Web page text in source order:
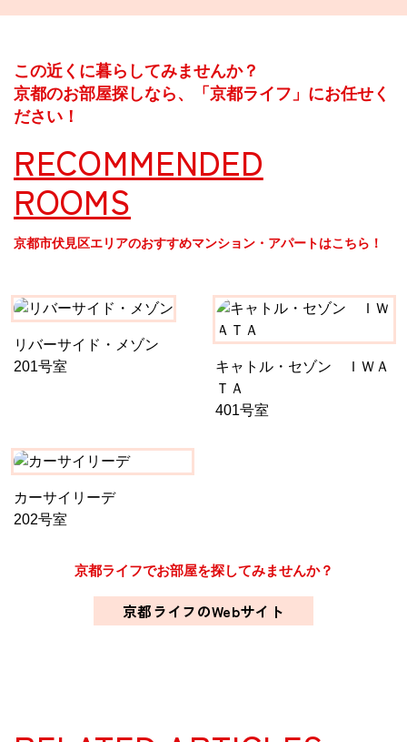
この近くに暮らしてみませんか？
京都のお部屋探しなら、「京都ライフ」にお任せく
ださい！
RECOMMENDED
ROOMS
京都市伏見区エリアのおすすめマンション・アパートはこちら！
リバーサイド・メゾン
201号室
キャトル・セゾン ＩＷＡ
ＴＡ
401号室
カーサイリーデ
202号室
京都ライフでお部屋を探してみませんか？
京都ライフのWebサイト